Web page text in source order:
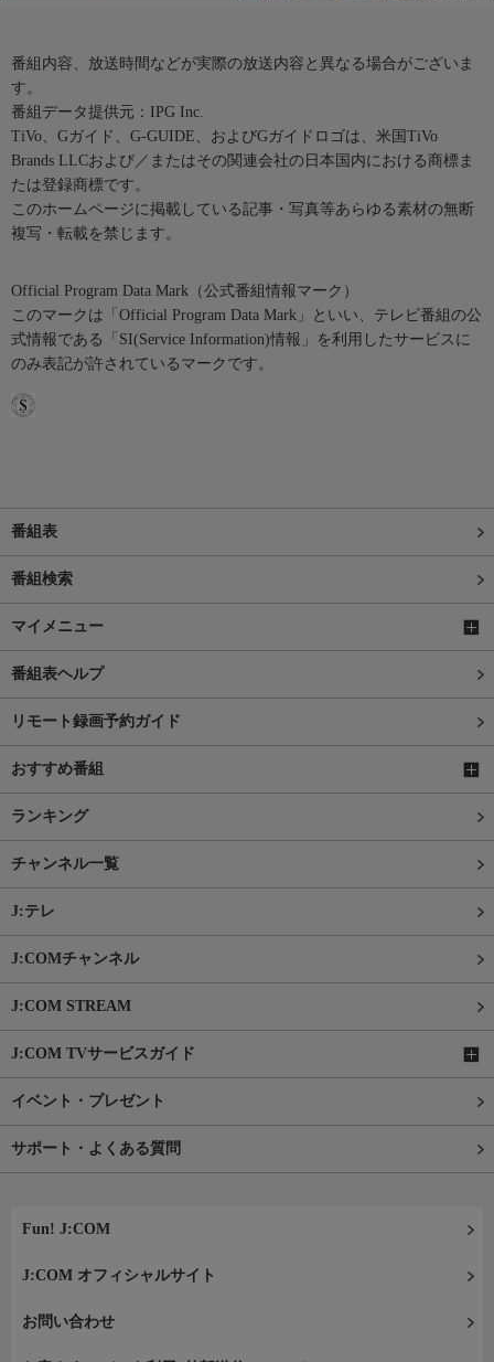
番組内容、放送時間などが実際の放送内容と異なる場合がございま
す。
番組データ提供元：IPG Inc.
TiVo、Gガイド、G-GUIDE、およびGガイドロゴは、米国TiVo
Brands LLCおよび／またはその関連会社の日本国内における商標ま
たは登録商標です。
このホームページに掲載している記事・写真等あらゆる素材の無断
複写・転載を禁じます。
Official Program Data Mark（公式番組情報マーク）
このマークは「Official Program Data Mark」といい、テレビ番組の公
式情報である「SI(Service Information)情報」を利用したサービスに
のみ表記が許されているマークです。
番組表
番組検索
マイメニュー
番組表ヘルプ
リモート録画予約ガイド
おすすめ番組
ランキング
チャンネル一覧
J:テレ
J:COMチャンネル
J:COM STREAM
J:COM TVサービスガイド
イベント・プレゼント
サポート・よくある質問
Fun! J:COM
J:COM オフィシャルサイト
お問い合わせ